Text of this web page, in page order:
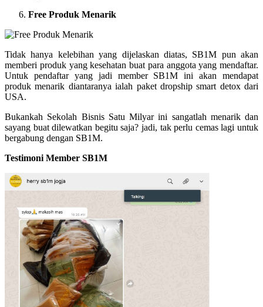
Free Produk Menarik
Tidak hanya kelebihan yang dijelaskan diatas, SB1M pun akan
memberi produk yang kesehatan buat para anggota yang mendaftar.
Untuk pendaftar yang jadi member SB1M ini akan mendapat
produk menarik diantaranya ialah paket dropship smart detox dari
USA.
Bukankah Sekolah Bisnis Satu Milyar ini sangatlah menarik dan
sayang buat dilewatkan begitu saja? jadi, tak perlu cemas lagi untuk
bergabung dengan SB1M.
Testimoni Member SB1M